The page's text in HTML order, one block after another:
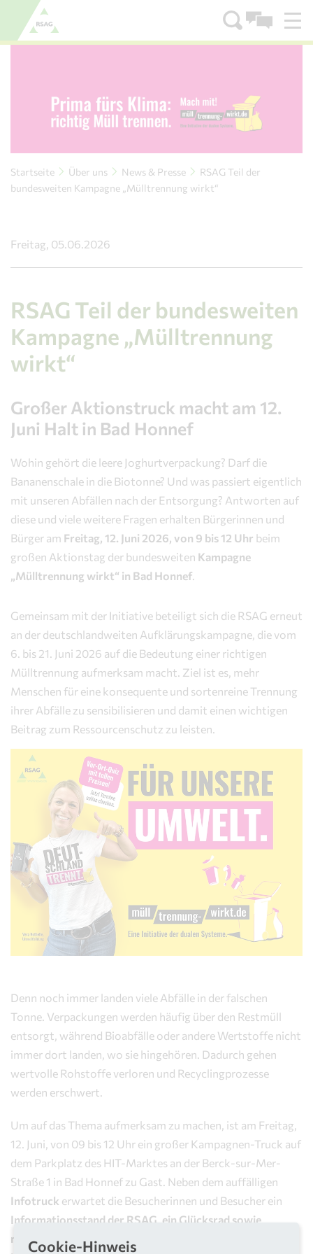
Zum Menü
Zum Inhalt
Startseite Über uns News & Presse
RSAG Teil der
bundesweiten Kampagne „Mülltrennung wirkt“
Freitag, 05.06.2026
RSAG Teil der bundesweiten
Kampagne „Mülltrennung
wirkt“
Großer Aktionstruck macht am 12.
Juni Halt in Bad Honnef
Wohin gehört die leere Joghurtverpackung? Darf die
Bananenschale in die Biotonne? Und was passiert eigentlich
mit unseren Abfällen nach der Entsorgung? Antworten auf
diese und viele weitere Fragen erhalten Bürgerinnen und
Bürger am Freitag, 12. Juni 2026, von 9 bis 12 Uhr beim
großen Aktionstag der bundesweiten Kampagne
„Mülltrennung wirkt“ in Bad Honnef.
Gemeinsam mit der Initiative beteiligt sich die RSAG erneut
an der deutschlandweiten Aufklärungskampagne, die vom
6. bis 21. Juni 2026 auf die Bedeutung einer richtigen
Mülltrennung aufmerksam macht. Ziel ist es, mehr
Menschen für eine konsequente und sortenreine Trennung
ihrer Abfälle zu sensibilisieren und damit einen wichtigen
Beitrag zum Ressourcenschutz zu leisten.
Denn noch immer landen viele Abfälle in der falschen
Tonne. Verpackungen werden häufig über den Restmüll
entsorgt, während Bioabfälle oder andere Wertstoffe nicht
immer dort landen, wo sie hingehören. Dadurch gehen
wertvolle Rohstoffe verloren und Recyclingprozesse
werden erschwert.
Um auf das Thema aufmerksam zu machen, ist am Freitag,
12. Juni, von 09 bis 12 Uhr ein großer Kampagnen-Truck auf
dem Parkplatz des HIT-Marktes an der Berck-sur-Mer-
Straße 1 in Bad Honnef zu Gast. Neben dem auffälligen
Infotruck erwartet die Besucherinnen und Besucher ein
Informationsstand der RSAG ein Glücksrad sowie
mehrere XXL-große aufblasbare Verpackungen
Cookie-Hinweis